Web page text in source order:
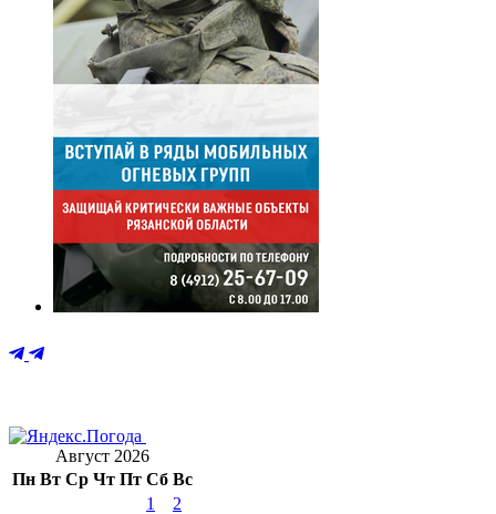
Август 2026
Пн Вт Ср Чт Пт Сб Вс
1
2